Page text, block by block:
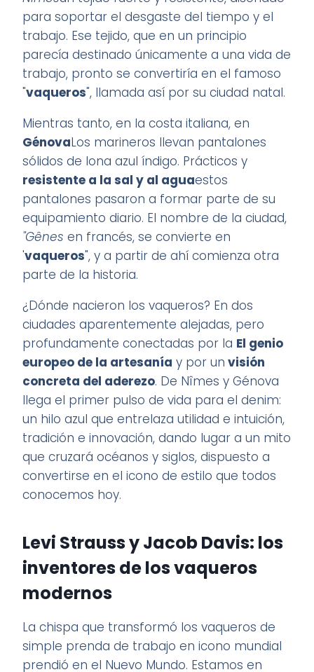
para soportar el desgaste del tiempo y el
trabajo. Ese tejido, que en un principio
parecía destinado únicamente a una vida de
trabajo, pronto se convertiría en el famoso
"vaqueros", llamada así por su ciudad natal.
Mientras tanto, en la costa italiana, en
GénovaLos marineros llevan pantalones
sólidos de lona azul índigo. Prácticos y
resistente a la sal y al aguaestos
pantalones pasaron a formar parte de su
equipamiento diario. El nombre de la ciudad,
"Gênes en francés, se convierte en
'vaqueros", y a partir de ahí comienza otra
parte de la historia.
¿Dónde nacieron los vaqueros? En dos
ciudades aparentemente alejadas, pero
profundamente conectadas por la El genio
europeo de la artesanía y por un visión
concreta del aderezo. De Nîmes y Génova
llega el primer pulso de vida para el denim:
un hilo azul que entrelaza utilidad e intuición,
tradición e innovación, dando lugar a un mito
que cruzará océanos y siglos, dispuesto a
convertirse en el icono de estilo que todos
conocemos hoy.
Levi Strauss y Jacob Davis: los
inventores de los vaqueros
modernos
La chispa que transformó los vaqueros de
simple prenda de trabajo en icono mundial
prendió en el Nuevo Mundo. Estamos en